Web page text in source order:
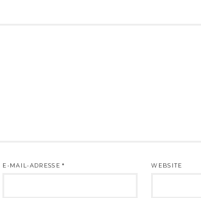
E-MAIL-ADRESSE* WEBSITE